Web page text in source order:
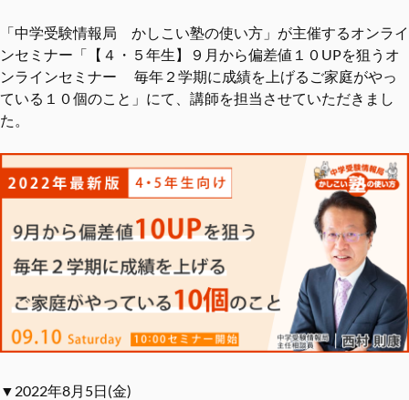
「中学受験情報局 かしこい塾の使い方」が主催するオンライ
ンセミナー「【４・５年生】９月から偏差値１０UPを狙うオ
ンラインセミナー 毎年２学期に成績を上げるご家庭がやっ
ている１０個のこと」にて、講師を担当させていただきまし
た。
▼2022年8月5日(金)